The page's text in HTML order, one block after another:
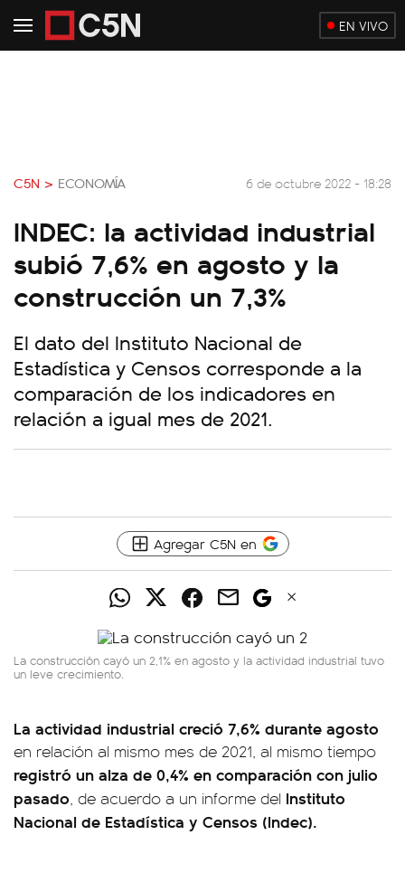
EN VIVO
C5N > ECONOMÍA 6 de octubre 2022 - 18:28
INDEC: la actividad industrial
subió 7,6% en agosto y la
construcción un 7,3%
El dato del Instituto Nacional de
Estadística y Censos corresponde a la
comparación de los indicadores en
relación a igual mes de 2021.
Agregar C5N en
La construcción cayó un 2,1% en agosto y la actividad industrial tuvo
un leve crecimiento.
La actividad industrial creció 7,6% durante agosto
en relación al mismo mes de 2021, al mismo tiempo
registró un alza de 0,4% en comparación con julio
pasado, de acuerdo a un informe del Instituto
Nacional de Estadística y Censos (Indec).